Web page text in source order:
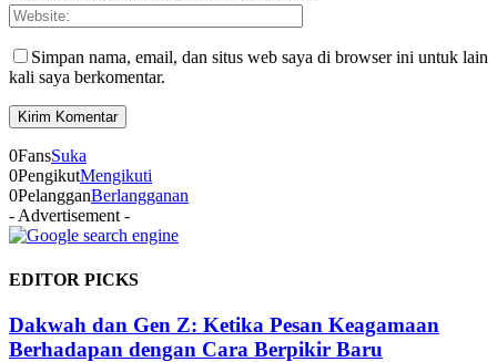
Simpan nama, email, dan situs web saya di browser ini untuk lain
kali saya berkomentar.
0FansSuka
0PengikutMengikuti
0PelangganBerlangganan
- Advertisement -
EDITOR PICKS
Dakwah dan Gen Z: Ketika Pesan Keagamaan
Berhadapan dengan Cara Berpikir Baru